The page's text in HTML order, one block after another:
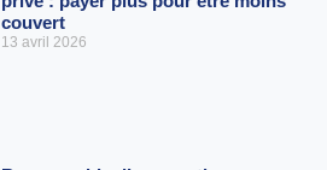
couvert
13 avril 2026